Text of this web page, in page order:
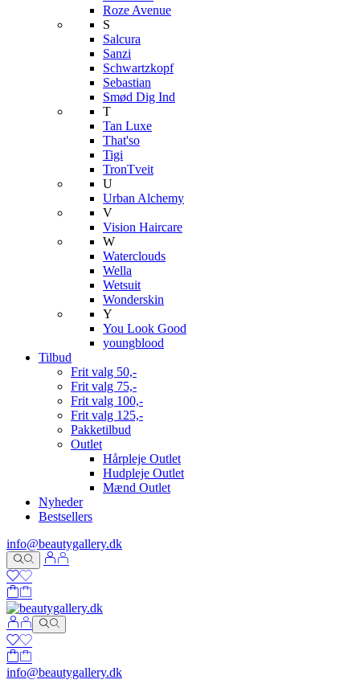
Roze Avenue
S
Salcura
Sanzi
Schwartzkopf
Sebastian
Smød Dig Ind
T
Tan Luxe
That'so
Tigi
TronTveit
U
Urban Alchemy
V
Vision Haircare
W
Waterclouds
Wella
Wetsuit
Wonderskin
Y
You Look Good
youngblood
Tilbud
Frit valg 50,-
Frit valg 75,-
Frit valg 100,-
Frit valg 125,-
Pakketilbud
Outlet
Hårpleje Outlet
Hudpleje Outlet
Mænd Outlet
Nyheder
Bestsellers
info@beautygallery.dk
info@beautygallery.dk